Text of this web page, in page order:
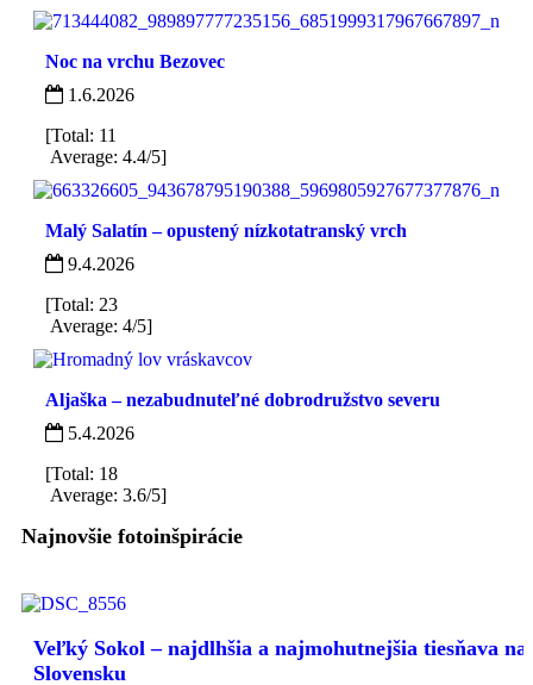
Noc na vrchu Bezovec
1.6.2026
[Total: 11
Average: 4.4/5]
Malý Salatín – opustený nízkotatranský vrch
9.4.2026
[Total: 23
Average: 4/5]
Aljaška – nezabudnuteľné dobrodružstvo severu
5.4.2026
[Total: 18
Average: 3.6/5]
Najnovšie fotoinšpirácie
Veľký Sokol – najdlhšia a najmohutnejšia tiesňava na
Slovensku